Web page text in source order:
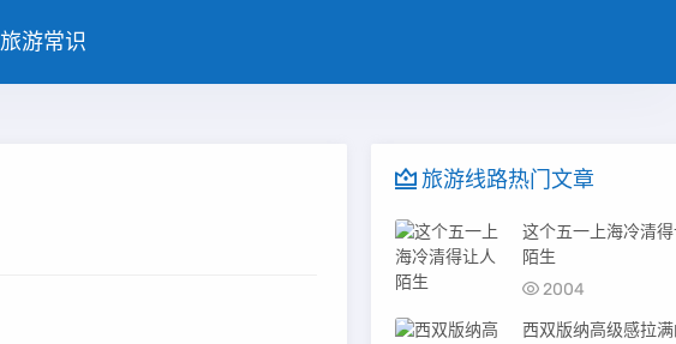
旅游常识
旅游线路热门文章
这个五一上海冷清
陌生
2004
西双版纳高级感拉